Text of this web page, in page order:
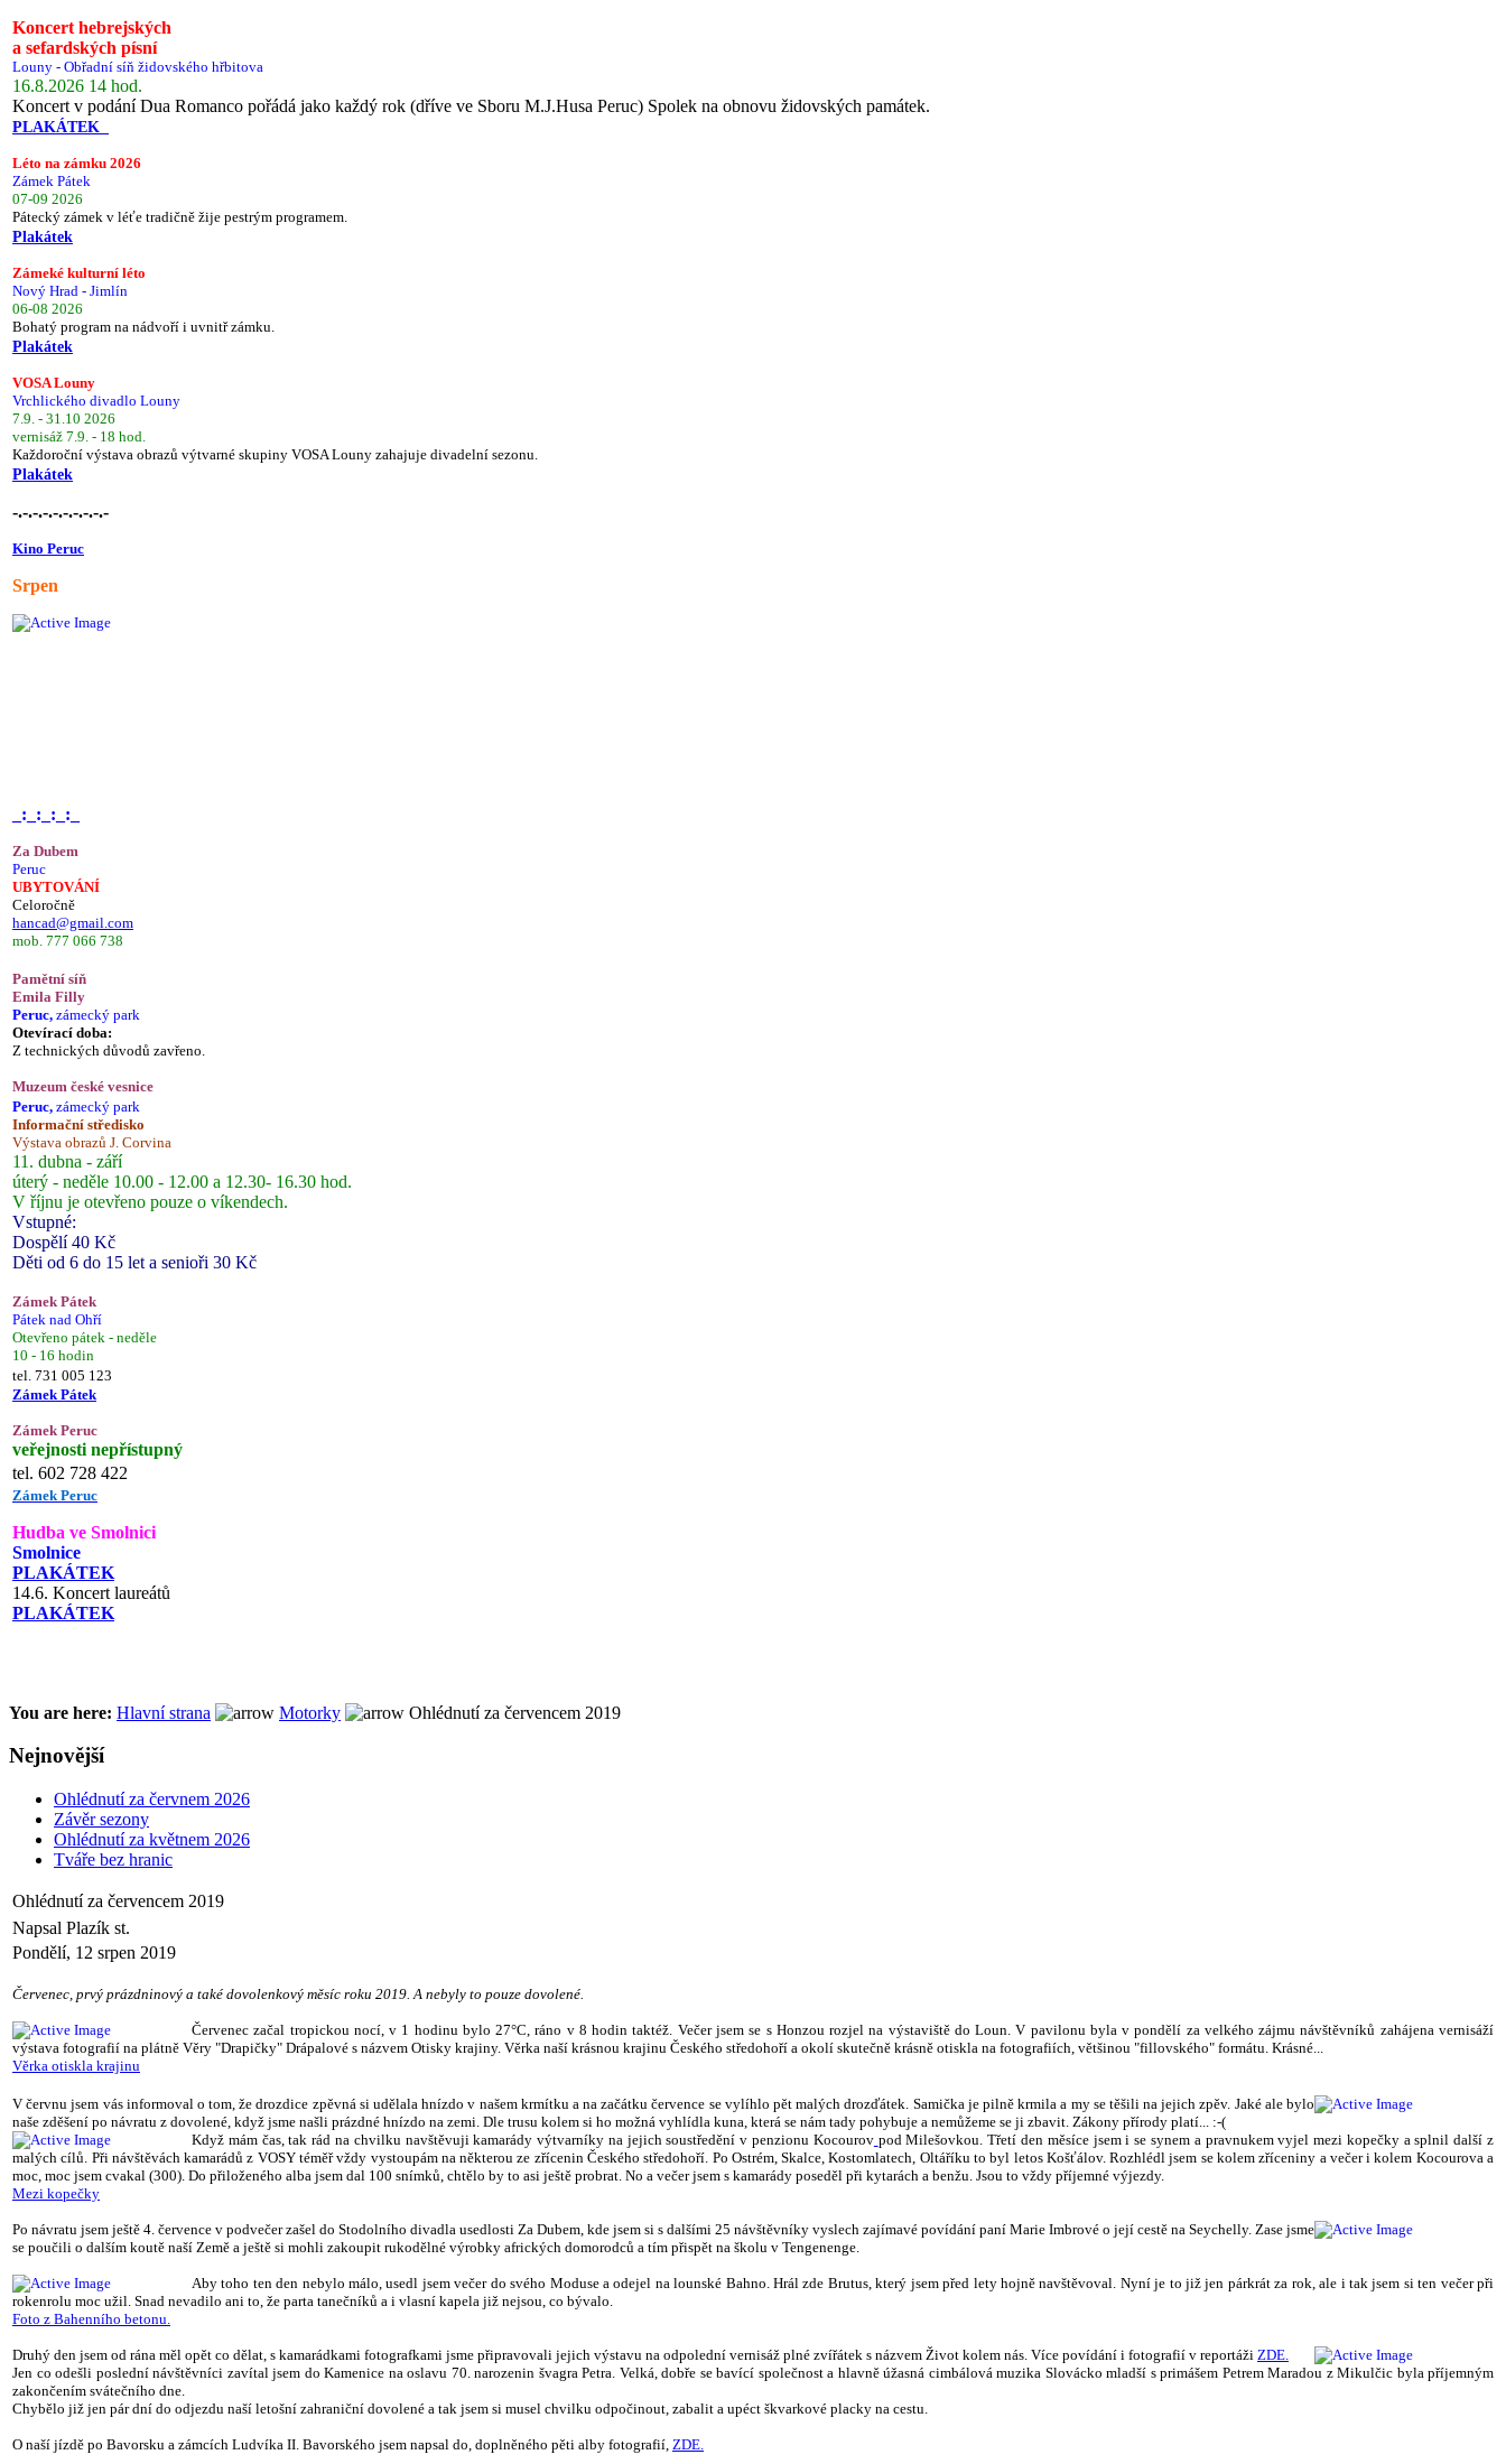
Koncert hebrejských
a sefardských písní
Louny - Obřadní síň židovského hřbitova
16.8.2026 14 hod.
Koncert v podání Dua Romanco pořádá jako každý rok (dříve ve Sboru M.J.Husa Peruc) Spolek na obnovu židovských památek.
PLAKÁTEK
Léto na zámku 2026
Zámek Pátek
07-09 2026
Pátecký zámek v léťe tradičně žije pestrým programem.
Plakátek
Zámeké kulturní léto
Nový Hrad - Jimlín
06-08 2026
Bohatý program na nádvoří i uvnitř zámku.
Plakátek
VOSA Louny
Vrchlického divadlo Louny
7.9. - 31.10 2026
vernisáž 7.9. - 18 hod.
Každoroční výstava obrazů výtvarné skupiny VOSA Louny zahajuje divadelní sezonu.
Plakátek
-.-.-.-.-.-.-.-.-.-
Kino Peruc
Srpen
_:_:_:_:_
Za Dubem
Peruc
UBYTOVÁNÍ
Celoročně
hancad@gmail.com
mob. 777 066 738
Pamětní síň
Emila Filly
Peruc, zámecký park
Otevírací doba:
Z technických důvodů zavřeno.
Muzeum české vesnice
Peruc, zámecký park
Informační středisko
Výstava obrazů J. Corvina
11. dubna - září
úterý - neděle 10.00 - 12.00 a 12.30- 16.30 hod.
V říjnu je otevřeno pouze o víkendech.
Vstupné:
Dospělí 40 Kč
Děti od 6 do 15 let a senioři 30 Kč
Zámek Pátek
Pátek nad Ohří
Otevřeno pátek - neděle
10 - 16 hodin
tel. 731 005 123
Zámek Pátek
Zámek Peruc
veřejnosti nepřístupný
tel. 602 728 422
Zámek Peruc
Hudba ve Smolnici
Smolnice
PLAKÁTEK
14.6. Koncert laureátů
PLAKÁTEK
You are here: Hlavní strana Motorky Ohlédnutí za červencem 2019
Nejnovější
Ohlédnutí za červnem 2026
Závěr sezony
Ohlédnutí za květnem 2026
Tváře bez hranic
Ohlédnutí za červencem 2019
Napsal Plazík st.
Pondělí, 12 srpen 2019
Červenec, prvý prázdninový a také dovolenkový měsíc roku 2019. A nebyly to pouze dovolené.
Červenec začal tropickou nocí, v 1 hodinu bylo 27°C, ráno v 8 hodin taktéž. Večer jsem se s Honzou rozjel na výstaviště do Loun. V pavilonu byla v pondělí za velkého zájmu návštěvníků zahájena vernisáží
výstava fotografií na plátně Věry "Drapičky" Drápalové s názvem Otisky krajiny. Věrka naší krásnou krajinu Českého středohoří a okolí skutečně krásně otiskla na fotografiích, většinou "fillovského" formátu. Krásné...
Věrka otiskla krajinu
V červnu jsem vás informoval o tom, že drozdice zpěvná si udělala hnízdo v našem krmítku a na začátku července se vylíhlo pět malých drozďátek. Samička je pilně krmila a my se těšili na jejich zpěv. Jaké ale bylo
naše zděšení po návratu z dovolené, když jsme našli prázdné hnízdo na zemi. Dle trusu kolem si ho možná vyhlídla kuna, která se nám tady pohybuje a nemůžeme se ji zbavit. Zákony přírody platí... :-(
Když mám čas, tak rád na chvilku navštěvuji kamarády výtvarníky na jejich soustředění v penzionu Kocourov pod Milešovkou. Třetí den měsíce jsem i se synem a pravnukem vyjel mezi kopečky a splnil další z
malých cílů. Při návštěvách kamarádů z VOSY téměř vždy vystoupám na některou ze zřícenin Českého středohoří. Po Ostrém, Skalce, Kostomlatech, Oltáříku to byl letos Košťálov. Rozhlédl jsem se kolem zříceniny a večer i kolem Kocourova a
moc, moc jsem cvakal (300). Do přiloženého alba jsem dal 100 snímků, chtělo by to asi ještě probrat. No a večer jsem s kamarády poseděl při kytarách a benžu. Jsou to vždy příjemné výjezdy.
Mezi kopečky
Po návratu jsem ještě 4. července v podvečer zašel do Stodolního divadla usedlosti Za Dubem, kde jsem si s dalšími 25 návštěvníky vyslech zajímavé povídání paní Marie Imbrové o její cestě na Seychelly. Zase jsme
se poučili o dalším koutě naší Země a ještě si mohli zakoupit rukodělné výrobky afrických domorodců a tím přispět na školu v Tengenenge.
Aby toho ten den nebylo málo, usedl jsem večer do svého Moduse a odejel na lounské Bahno. Hrál zde Brutus, který jsem před lety hojně navštěvoval. Nyní je to již jen párkrát za rok, ale i tak jsem si ten večer při
rokenrolu moc užil. Snad nevadilo ani to, že parta tanečníků a i vlasní kapela již nejsou, co bývalo.
Foto z Bahenního betonu.
Druhý den jsem od rána měl opět co dělat, s kamarádkami fotografkami jsme připravovali jejich výstavu na odpolední vernisáž plné zvířátek s názvem Život kolem nás. Více povídání i fotografií v reportáži ZDE.
Jen co odešli poslední návštěvníci zavítal jsem do Kamenice na oslavu 70. narozenin švagra Petra. Velká, dobře se bavící společnost a hlavně úžasná cimbálová muzika Slovácko mladší s primášem Petrem Maradou z Mikulčic byla příjemným
zakončením svátečního dne.
Chybělo již jen pár dní do odjezdu naší letošní zahraniční dovolené a tak jsem si musel chvilku odpočinout, zabalit a upéct škvarkové placky na cestu.
O naší jízdě po Bavorsku a zámcích Ludvíka II. Bavorského jsem napsal do, doplněného pěti alby fotografií, ZDE.